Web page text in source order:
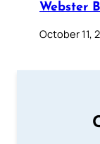
Webster
October 11,